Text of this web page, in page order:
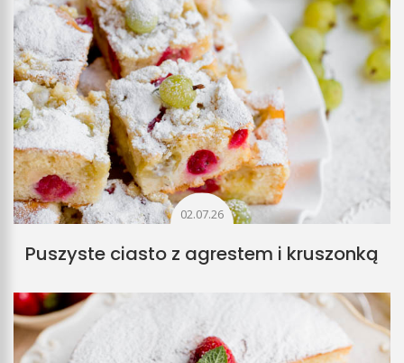
02.07.26
Puszyste ciasto z agrestem i kruszonką